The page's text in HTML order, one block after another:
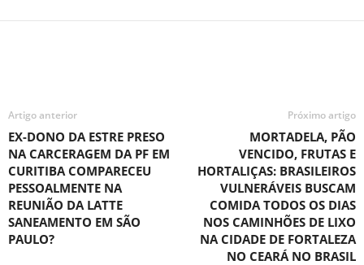
Artigo anterior
EX-DONO DA ESTRE PRESO
NA CARCERAGEM DA PF EM
CURITIBA COMPARECEU
PESSOALMENTE NA
REUNIÃO DA LATTE
SANEAMENTO EM SÃO
PAULO?
Próximo artigo
MORTADELA, PÃO
VENCIDO, FRUTAS E
HORTALIÇAS: BRASILEIROS
VULNERÁVEIS BUSCAM
COMIDA TODOS OS DIAS
NOS CAMINHÕES DE LIXO
NA CIDADE DE FORTALEZA
NO CEARÁ NO BRASIL